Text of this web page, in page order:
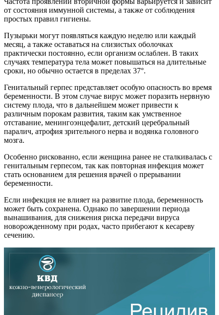
от состояния иммунной системы, а также от соблюдения
простых правил гигиены.
Пузырьки могут появляться каждую неделю или каждый
месяц, а также оставаться на слизистых оболочках
практически постоянно, если организм ослаблен. В таких
случаях температура тела может повышаться на длительные
сроки, но обычно остается в пределах 37°.
Генитальный герпес представляет особую опасность во время
беременности. В этом случае вирус может поразить нервную
систему плода, что в дальнейшем может привести к
различным порокам развития, таким как умственное
отставание, менингоэнцефалит, детский церебральный
паралич, атрофия зрительного нерва и водянка головного
мозга.
Особенно рискованно, если женщина ранее не сталкивалась с
генитальным герпесом, так как повторная инфекция может
стать основанием для решения врачей о прерывании
беременности.
Если инфекция не влияет на развитие плода, беременность
может быть сохранена. Однако по завершении периода
вынашивания, для снижения риска передачи вируса
новорожденному при родах, часто прибегают к кесареву
сечению.